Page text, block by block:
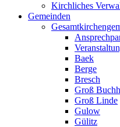
Kirchliches
Gemeinden
Baek
Berge
Bresch
Groß
Groß Linde
Gulow
Gülitz